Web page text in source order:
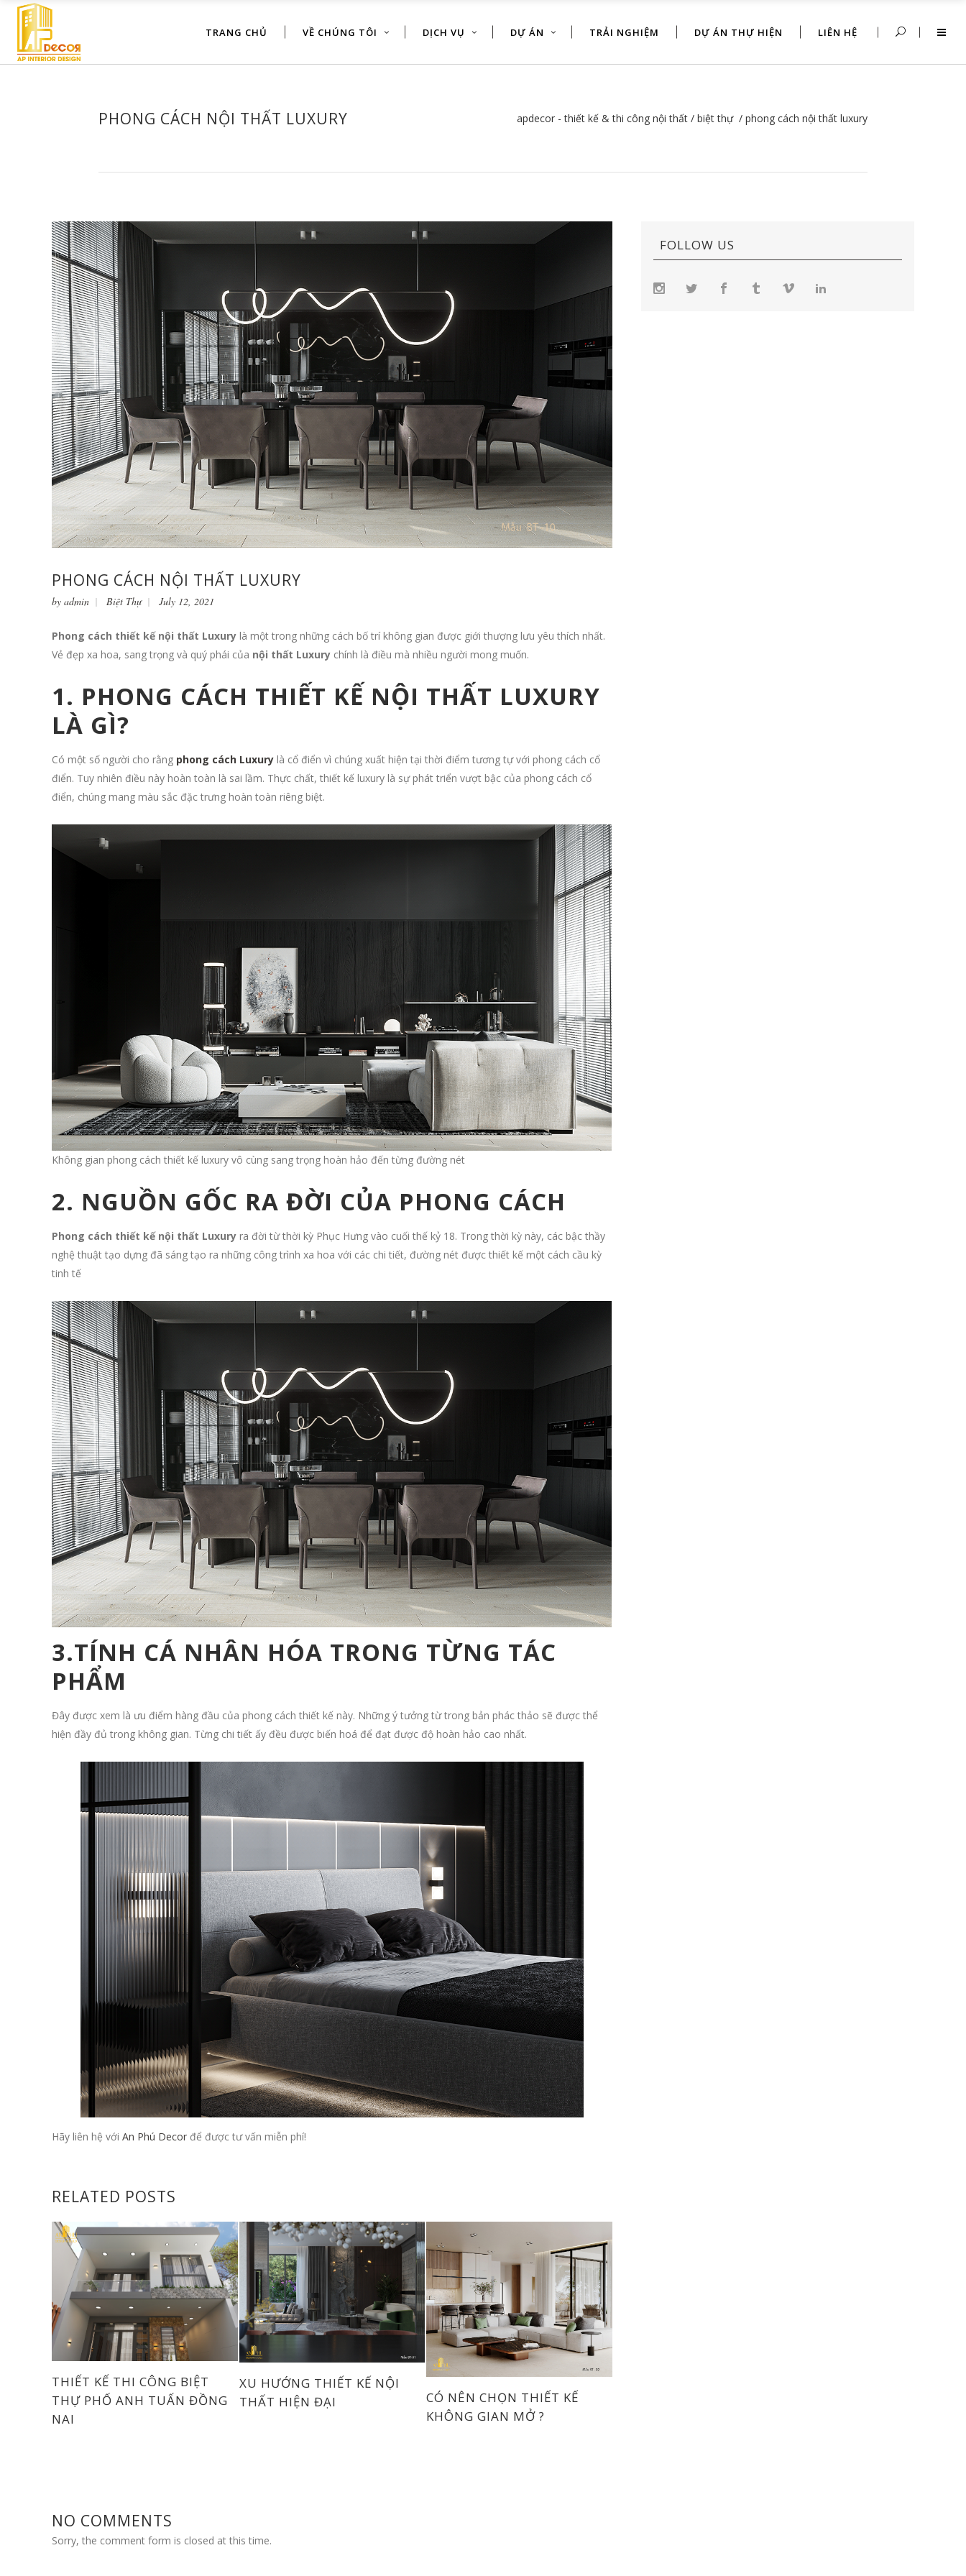
TRANG CHỦ VỀ CHÚNG TÔI DỊCH VỤ DỰ ÁN TRẢI NGHIỆM DỰ ÁN THỰ HIỆN LIÊN HỆ
PHONG CÁCH NỘI THẤT LUXURY apdecor - thiết kế & thi công nội thất / biệt thự / phong cách nội thất luxury
PHONG CÁCH NỘI THẤT LUXURY
by admin Biệt Thự July 12, 2021
Phong cách thiết kế nội thất Luxury là một trong những cách bố trí không gian được giới thượng lưu yêu thích nhất.
Vẻ đẹp xa hoa, sang trọng và quý phái của nội thất Luxury chính là điều mà nhiều người mong muốn.
1. PHONG CÁCH THIẾT KẾ NỘI THẤT LUXURY
LÀ GÌ?
Có một số người cho rằng phong cách Luxury là cổ điển vì chúng xuất hiện tại thời điểm tương tự với phong cách cổ
điển. Tuy nhiên điều này hoàn toàn là sai lầm. Thực chất, thiết kế luxury là sự phát triển vượt bậc của phong cách cổ
điển, chúng mang màu sắc đặc trưng hoàn toàn riêng biệt.
Không gian phong cách thiết kế luxury vô cùng sang trọng hoàn hảo đến từng đường nét
2. NGUỒN GỐC RA ĐỜI CỦA PHONG CÁCH
Phong cách thiết kế nội thất Luxury ra đời từ thời kỳ Phục Hưng vào cuối thế kỷ 18. Trong thời kỳ này, các bậc thầy
nghệ thuật tạo dựng đã sáng tạo ra những công trình xa hoa với các chi tiết, đường nét được thiết kế một cách cầu kỳ
tinh tế
3.TÍNH CÁ NHÂN HÓA TRONG TỪNG TÁC
PHẨM
Đây được xem là ưu điểm hàng đầu của phong cách thiết kế này. Những ý tưởng từ trong bản phác thảo sẽ được thể
hiện đầy đủ trong không gian. Từng chi tiết ấy đều được biến hoá để đạt được độ hoàn hảo cao nhất.
Hãy liên hệ với An Phú Decor để được tư vấn miễn phí!
RELATED POSTS
THIẾT KẾ THI CÔNG BIỆT
THỰ PHỐ ANH TUẤN ĐỒNG
NAI
XU HƯỚNG THIẾT KẾ NỘI
THẤT HIỆN ĐẠI
CÓ NÊN CHỌN THIẾT KẾ
KHÔNG GIAN MỞ ?
NO COMMENTS
Sorry, the comment form is closed at this time.
FOLLOW US